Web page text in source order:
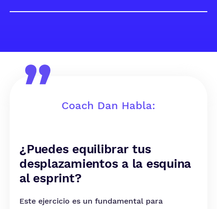
Coach Dan Habla:
¿Puedes equilibrar tus
desplazamientos a la esquina
al esprint?
Este ejercicio es un fundamental para